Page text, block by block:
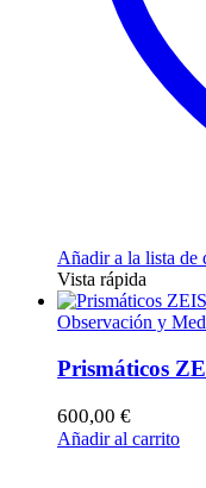
Añadir a la lista de
Vista rápida
Observación y
Prismáticos
600,00 €
Añadir al carrito